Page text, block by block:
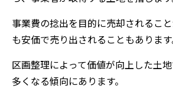
事業費の捻出を目的に売却されるこ
も安価で売り出されることもあります
区画整理によって価値が向上した土
多くなる傾向にあります。